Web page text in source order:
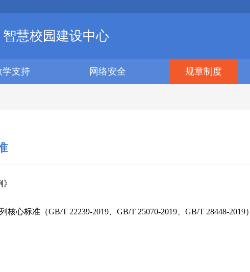
智慧校园建设中心
学支持 网络安全 规章制度
核心标准（GB/T 22239-2019、GB/T 25070-2019、GB/T 28448-2019）